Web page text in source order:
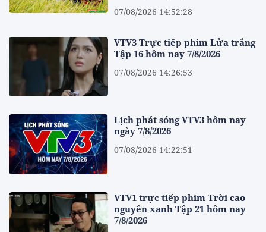
07/08/2026 14:52:28
VTV3 Trực tiếp phim Lửa trắng
Tập 16 hôm nay 7/8/2026
07/08/2026 14:26:53
Lịch phát sóng VTV3 hôm nay
ngày 7/8/2026
07/08/2026 14:22:51
VTV1 trực tiếp phim Trời cao
nguyên xanh Tập 21 hôm nay
7/8/2026